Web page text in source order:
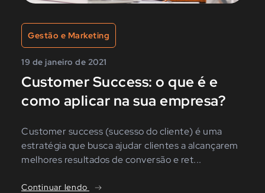
Gestão e Marketing
19 de janeiro de 2021
Customer Success: o que é e
como aplicar na sua empresa?
Customer success (sucesso do cliente) é uma
estratégia que busca ajudar clientes a alcançarem
melhores resultados de conversão e ret...
Continuar lendo